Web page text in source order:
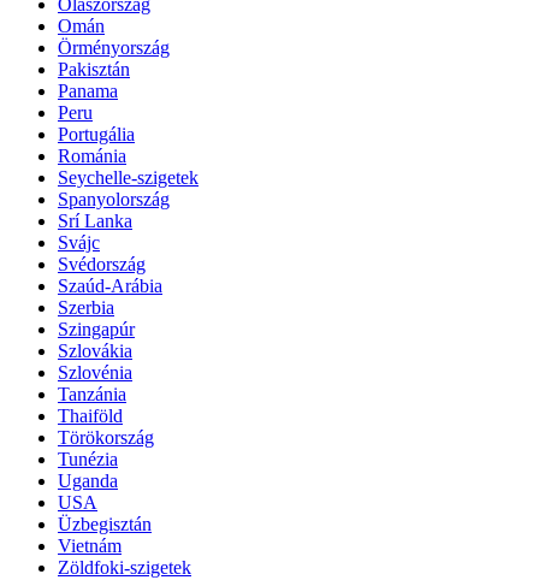
Olaszország
Omán
Örményország
Pakisztán
Panama
Peru
Portugália
Románia
Seychelle-szigetek
Spanyolország
Srí Lanka
Svájc
Svédország
Szaúd-Arábia
Szerbia
Szingapúr
Szlovákia
Szlovénia
Tanzánia
Thaiföld
Törökország
Tunézia
Uganda
USA
Üzbegisztán
Vietnám
Zöldfoki-szigetek